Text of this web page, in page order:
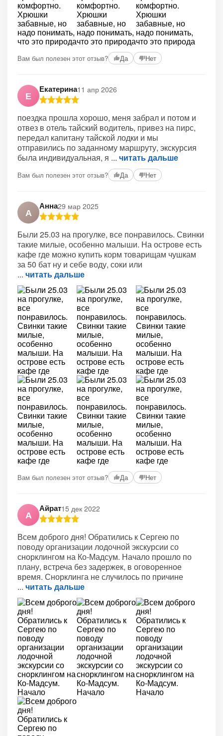
Вам был полезен этот отзыв? Да Нет
Е
Екатерина11 апр 2026
поездка прошла хорошо, меня забрал и потом и
отвез в отель тайский водитель, привез на пирс,
передал капитану тайской лодки и мы
отправились по заданному маршруту, экскурсия
была индивидуальная, я
читать дальше
Вам был полезен этот отзыв? Да Нет
А
Анна29 мар 2025
Были 25.03 на прогулке, все понравилось. Свинки
такие милые, особенно малыши. На острове есть
кафе где можно купить корм товарищам чушкам
за 50 бат ну и себе воду, соки или
читать дальше
Вам был полезен этот отзыв? Да Нет
А
Айрат15 дек 2022
Всем доброго дня! Обратились к Сергею по
поводу организации лодочной экскурсии со
снорклингом на Ко-Мадсум. Начало прошло по
плану, встреча без задержек, в оговоренное
время. Снорклинга не случилось по причине
читать дальше